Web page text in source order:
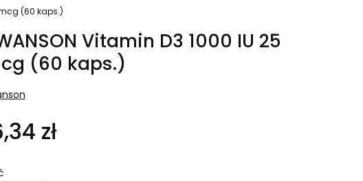
mcg (60 kaps.)
Vitamin D3 1000 IU 25
(60 kaps.)
zł